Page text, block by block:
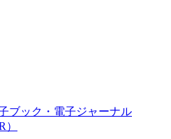
ブック・電子ジャーナル